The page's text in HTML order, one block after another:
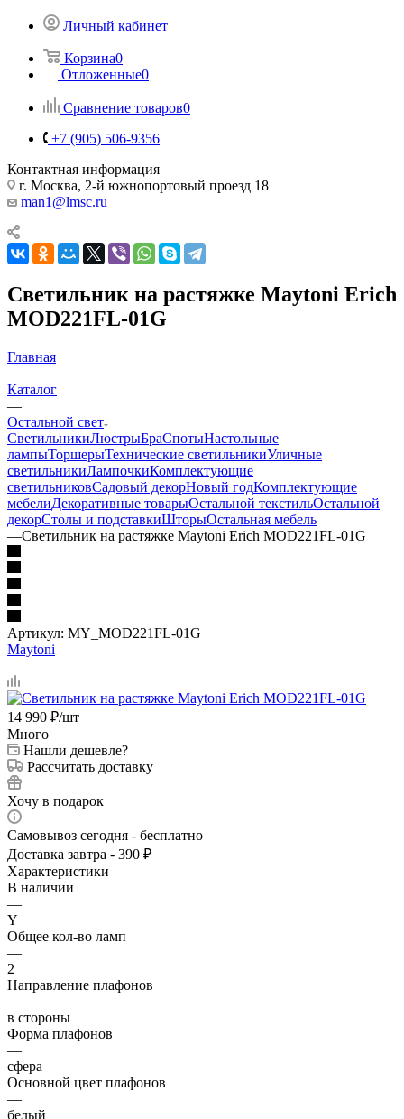
Личный кабинет
Корзина0
Отложенные0
Сравнение товаров0
+7 (905) 506-9356
Контактная информация
г. Москва, 2-й южнопортовый проезд 18
man1@lmsc.ru
Светильник на растяжке Maytoni Erich
MOD221FL-01G
Главная
—
Каталог
—
Остальной свет
СветильникиЛюстрыБраСпотыНастольные
лампыТоршерыТехнические светильникиУличные
светильникиЛампочкиКомплектующие
светильниковСадовый декорНовый годКомплектующие
мебелиДекоративные товарыОстальной текстильОстальной
декорСтолы и подставкиШторыОстальная мебель
—Светильник на растяжке Maytoni Erich MOD221FL-01G
Артикул: MY_MOD221FL-01G
Maytoni
14 990 ₽/шт
Много
Нашли дешевле?
Рассчитать доставку
Хочу в подарок
Самовывоз сегодня - бесплатно
Доставка завтра - 390 ₽
Характеристики
В наличии
—
Y
Общее кол-во ламп
—
2
Направление плафонов
—
в стороны
Форма плафонов
—
сфера
Основной цвет плафонов
—
белый